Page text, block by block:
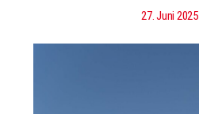
27. Juni 2025